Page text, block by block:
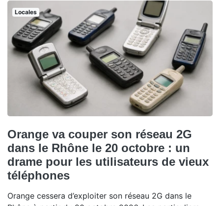
Locales
Orange va couper son réseau 2G
dans le Rhône le 20 octobre : un
drame pour les utilisateurs de vieux
téléphones
Orange cessera d’exploiter son réseau 2G dans le